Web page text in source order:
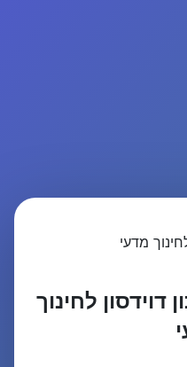
דוידסון לחינוך